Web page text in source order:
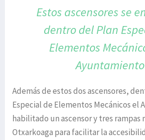
Estos ascensores se
dentrodel Plan
Elementos
Ayuntamiento
Además de estos dos ascensores,
Especial de Elementos Mecánicos el
habilitado un ascensor y tres rampas
Otxarkoaga para facilitar la